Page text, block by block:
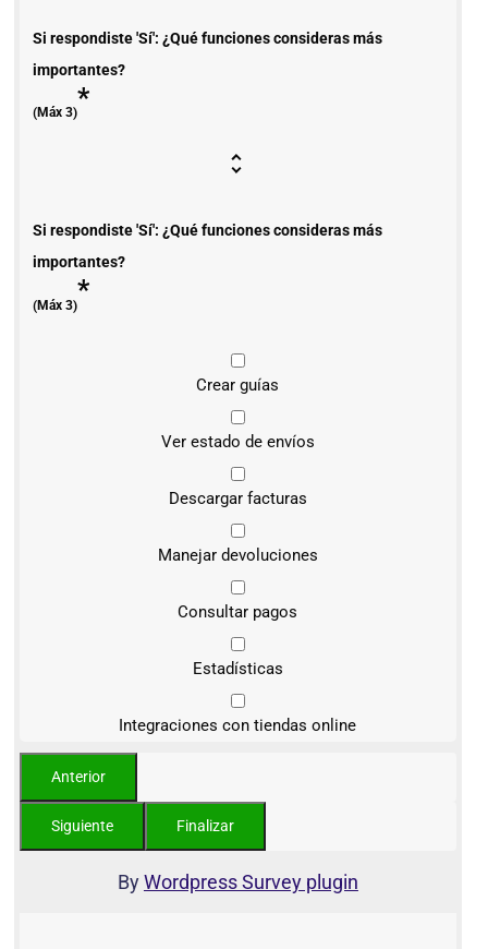
Si respondiste 'Sí': ¿Qué funciones consideras más
importantes?
(Máx 3)*
Si respondiste 'Sí': ¿Qué funciones consideras más
importantes?
(Máx 3)*
Crear guías
Ver estado de envíos
Descargar facturas
Manejar devoluciones
Consultar pagos
Estadísticas
Integraciones con tiendas online
ByWordpress Survey plugin